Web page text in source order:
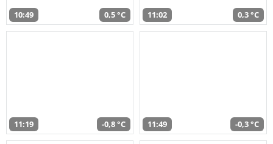
10:49 0,5 °C 11:02 0,3 °C
11:19 -0,8 °C 11:49 -0,3 °C